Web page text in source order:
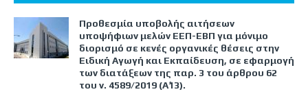
Προθεσμία υποβολής αιτήσεων
υποψήφιων μελών ΕΕΠ-ΕΒΠ για μόνιμο
διορισμό σε κενές οργανικές θέσεις στην
Ειδική Αγωγή και Εκπαίδευση, σε εφαρμογή
των διατάξεων της παρ. 3 του άρθρου 62
του ν. 4589/2019 (Α΄13).